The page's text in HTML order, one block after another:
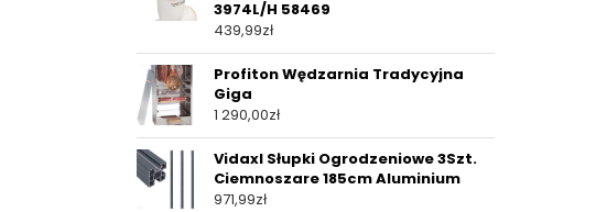
3974L/H 58469
439,99zł
Profiton Wędzarnia Tradycyjna
Giga
1 290,00zł
Vidaxl Słupki Ogrodzeniowe 3Szt.
Ciemnoszare 185cm Aluminium
971,99zł